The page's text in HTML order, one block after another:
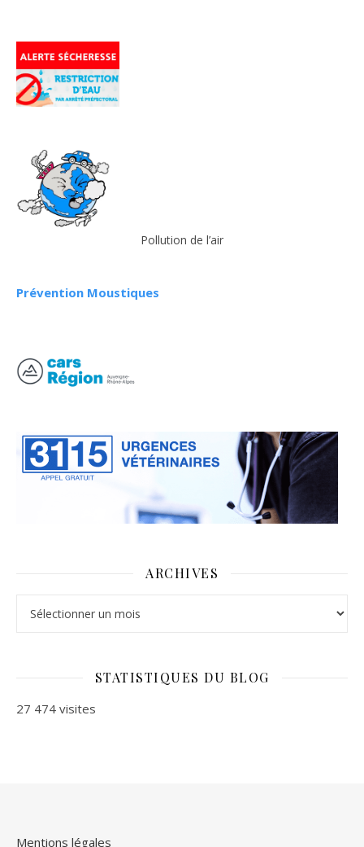
Pollution de l’air
Prévention Moustiques
ARCHIVES
STATISTIQUES DU BLOG
27 474 visites
Mentions légales